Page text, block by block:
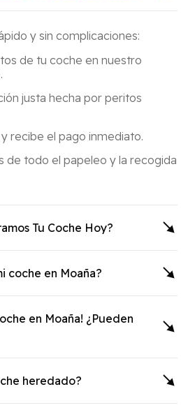
y sin complicaciones:
de tu coche en nuestro
justa hecha por peritos
recibe el pago inmediato.
de todo el papeleo y la recogida
Tu Coche Hoy?
coche en Moaña?
en Moaña! ¿Pueden
heredado?